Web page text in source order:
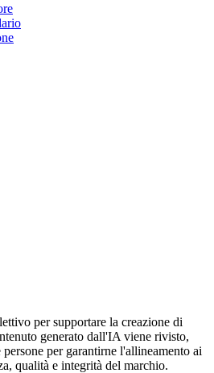
per supportare la creazione di
generato dall'IA viene rivisto,
per garantirne l'allineamento ai
qualità e integrità del marchio.